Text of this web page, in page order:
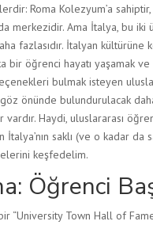
Roma Kolezyum’a
merkezidir. Ama İtalya, bu iki
fazlasıdır. İtalyan kültürüne
bir öğrenci hayatı yaşamak
bulmak isteyen
önünde bulundurulacak
vardır. Haydi, uluslararası
saklı (ve o kadar da
keşfedelim.
Öğrenci
“University Town Hall of